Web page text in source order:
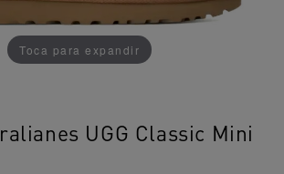
Toca para expandir
UGG Classic Mini